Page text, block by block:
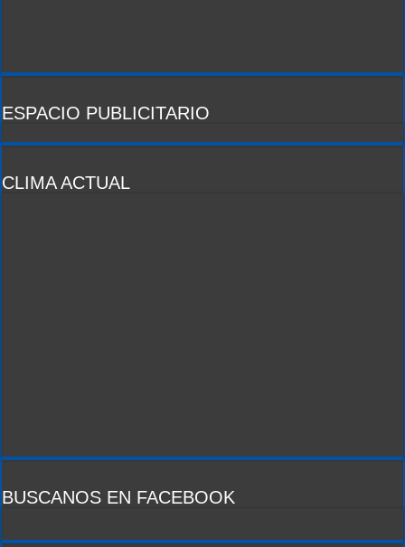
ESPACIO PUBLICITARIO
CLIMA ACTUAL
BUSCANOS EN FACEBOOK